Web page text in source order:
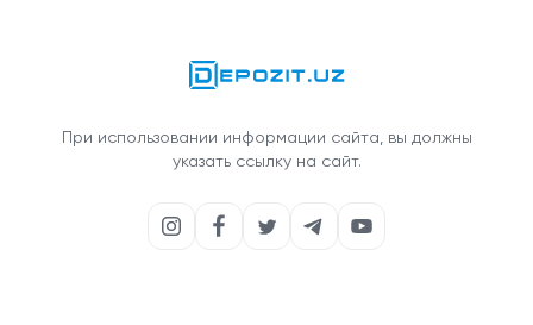
При использовании информации сайта, вы должны
указать ссылку на сайт.